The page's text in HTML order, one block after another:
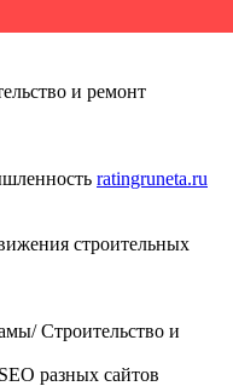
и ремонт
ratingruneta.ru
строительных
Строительство и
разных сайтов